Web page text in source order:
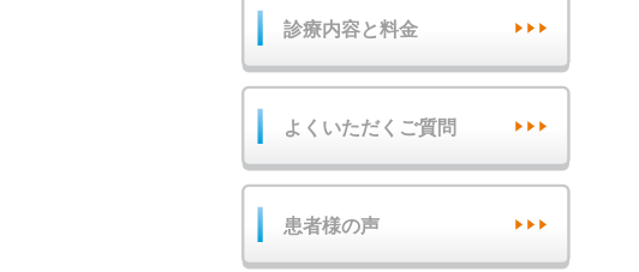
診療内容と料金
よくいただくご質問
患者様の声